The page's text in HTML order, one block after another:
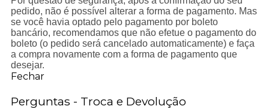
pedido, não é possível alterar a forma de pagamento. Mas
se você havia optado pelo pagamento por boleto
bancário, recomendamos que não efetue o pagamento do
boleto (o pedido será cancelado automaticamente) e faça
a compra novamente com a forma de pagamento que
desejar.
Fechar
Perguntas - Troca e Devolução